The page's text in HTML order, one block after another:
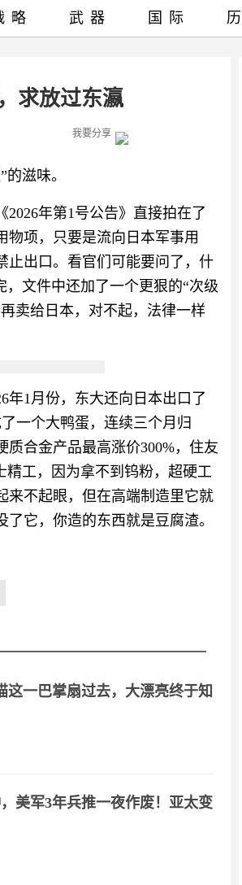
求放过东瀛
我要分享
滋味。
年第1号公告》直接拍在了
物项，只要是流向日本军事用
止出口。看官们可能要问了，什
文件中还加了一个更狠的“次级
卖给日本，对不起，法律一样
年1月份，东大还向日本出口了
一个大鸭蛋，连续三个月归
合金产品最高涨价300%，住友
精工，因为拿不到钨粉，超硬工
来不起眼，但在高端制造里它就
它，你造的东西就是豆腐渣。
略 武器 国际
这一巴掌扇过去，大漂亮终于知
美军3年兵推一夜作废！亚太变